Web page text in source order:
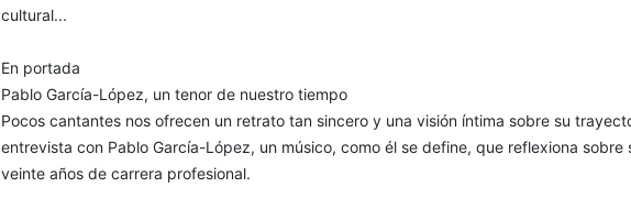
cultural...
En portada
Pablo García-López, un tenor de nuestro tiempo
Pocos cantantes nos ofrecen un retrato tan sincero y una visión íntima sobre su
entrevista con Pablo García-López, un músico, como él se define, que reflexiona sobre
veinte años de carrera profesional.